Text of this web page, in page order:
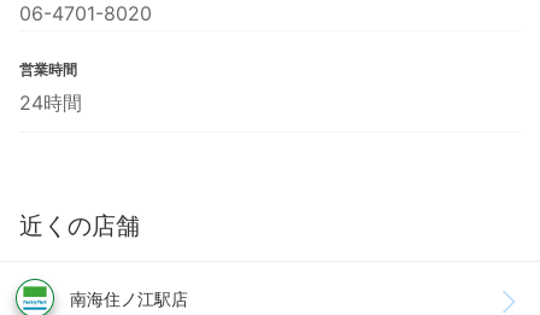
06-4701-8020
営業時間
24時間
近くの店舗
南海住ノ江駅店